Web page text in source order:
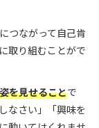
つながって自己肯
取り組むことがで
を見せることで
なさい」「興味を